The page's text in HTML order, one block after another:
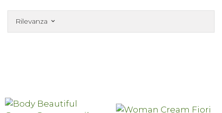
Rilevanza keyboard_arrow_down